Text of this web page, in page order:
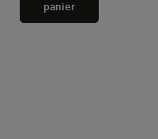
panier